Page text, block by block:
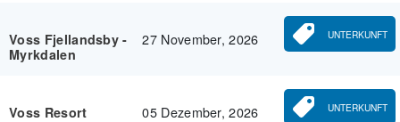
Voss Fjellandsby -
Myrkdalen
27 November, 2026 UNTERKUNFT
Voss Resort 05 Dezember, 2026 UNTERKUNFT